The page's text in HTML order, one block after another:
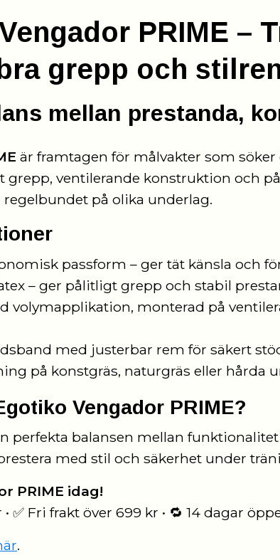
PRIME –
bra grepp och
mellan prestanda,
är framtagen för målvakter som
ventilerande konstruktion och
på olika underlag.
passform – ger tät känsla och
– ger pålitligt grepp och stabil
volymapplikation, monterad på
med justerbar rem för säkert
på konstgräs, naturgräs eller hårda
Vengador PRIME?
perfekta balansen mellan
med stil och säkerhet under
PRIME idag!
✅ Fri frakt över 699 kr • 🔁 14 dagar
.